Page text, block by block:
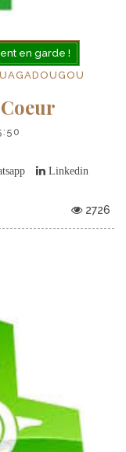
en garde !
Linkedin
2726